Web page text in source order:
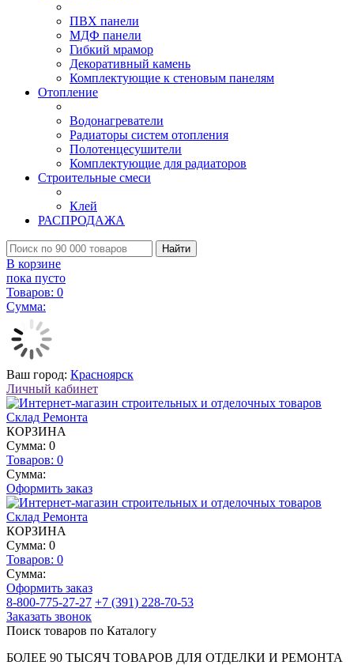
ПВХ панели
МДФ панели
Гибкий мрамор
Декоративный камень
Комплектующие к стеновым панелям
Отопление
Водонагреватели
Радиаторы систем отопления
Полотенцесушители
Комплектующие для радиаторов
Строительные смеси
Клей
РАСПРОДАЖА
Найти
В корзине
пока пусто
Товаров: 0
Сумма:
Ваш город: Красноярск
Личный кабинет
КОРЗИНА
Сумма: 0
Товаров: 0
Сумма:
Оформить заказ
КОРЗИНА
Сумма: 0
Товаров: 0
Сумма:
Оформить заказ
8-800-775-27-27 +7 (391) 228-70-53
Заказать звонок
Поиск товаров по Каталогу
БОЛЕЕ 90 ТЫСЯЧ ТОВАРОВ ДЛЯ ОТДЕЛКИ И РЕМОНТА